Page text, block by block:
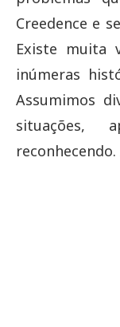
Creedence e
Existe muita
inúmeras
Assumimos
situações,